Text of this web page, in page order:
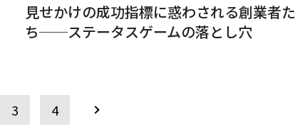
見せかけの成功指標に惑わされる創業者た
ち──ステータスゲームの落とし穴
3 4